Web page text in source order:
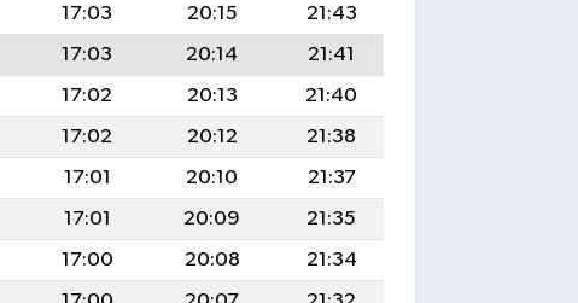
17:03 20:15
21:43
17:03 20:14
21:41
17:02 20:13
21:40
17:02 20:12
21:38
17:01 20:10
21:37
17:01 20:09
21:35
17:00 20:08
21:34